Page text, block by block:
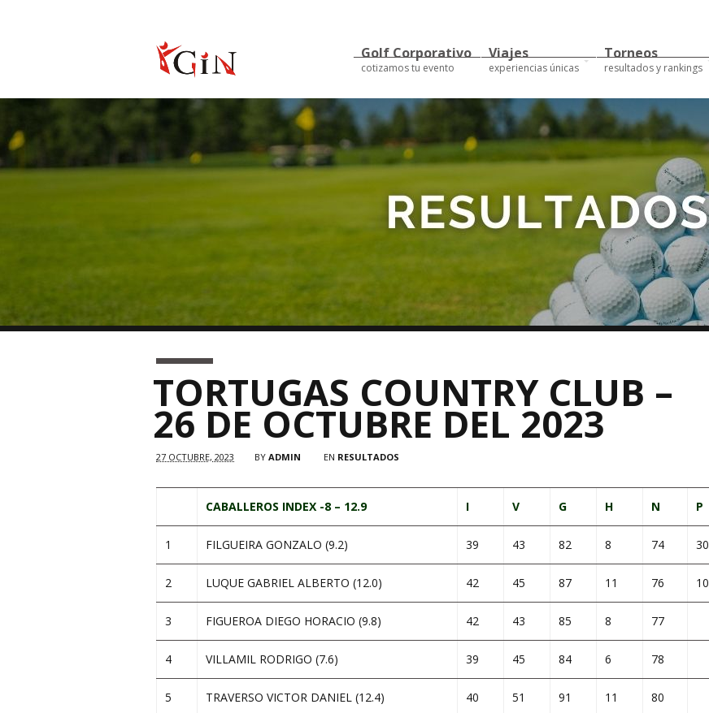
Golf Corporativo
cotizamos tu evento
Viajes
experiencias únicas
Torneos
resultados y rankings
TORTUGAS COUNTRY CLUB –
26 DE OCTUBRE DEL 2023
27 OCTUBRE, 2023 BY ADMIN EN RESULTADOS
CABALLEROS INDEX -8 – 12.9 I V G H N P
1 FILGUEIRA GONZALO (9.2) 39 43 82 8 74 30
2 LUQUE GABRIEL ALBERTO (12.0) 42 45 87 11 76 10
3 FIGUEROA DIEGO HORACIO (9.8) 42 43 85 8 77
4 VILLAMIL RODRIGO (7.6) 39 45 84 6 78
5 TRAVERSO VICTOR DANIEL (12.4) 40 51 91 11 80